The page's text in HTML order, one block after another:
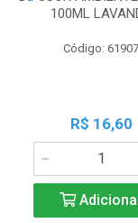
100ML
Código: 61907
R$ 16,60